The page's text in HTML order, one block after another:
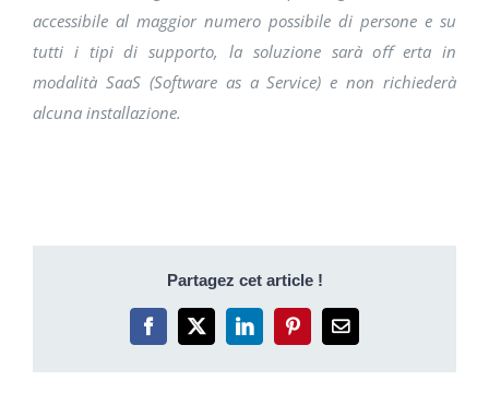
accessibile al maggior numero possibile di persone e su
tutti i tipi di supporto, la soluzione sarà oﬀ erta in
modalità SaaS (Software as a Service) e non richiederà
alcuna installazione.
Partagez cet article !
Facebook
X LinkedInPinterestEmail